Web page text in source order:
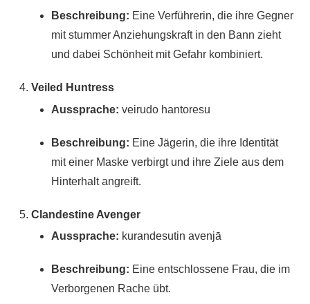
Beschreibung: Eine Verführerin, die ihre Gegner
mit stummer Anziehungskraft in den Bann zieht
und dabei Schönheit mit Gefahr kombiniert.
Veiled Huntress
Aussprache: veirudo hantoresu
Beschreibung: Eine Jägerin, die ihre Identität
mit einer Maske verbirgt und ihre Ziele aus dem
Hinterhalt angreift.
Clandestine Avenger
Aussprache: kurandesutin avenjā
Beschreibung: Eine entschlossene Frau, die im
Verborgenen Rache übt.